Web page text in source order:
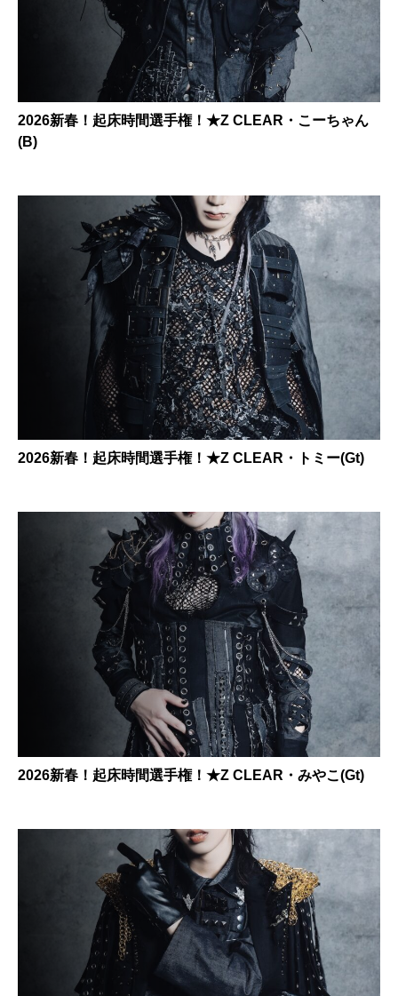
2026新春！起床時間選手権！★Z CLEAR・こーちゃん
(B)
2026新春！起床時間選手権！★Z CLEAR・トミー(Gt)
2026新春！起床時間選手権！★Z CLEAR・みやこ(Gt)